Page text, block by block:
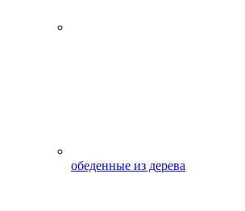
обеденные из дерева